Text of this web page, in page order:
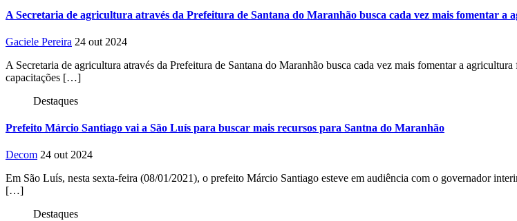
A Secretaria de agricultura através da Prefeitura de Santana do Maranhão busca cada vez mais fomentar a
Gaciele Pereira 24 out 2024
A Secretaria de agricultura através da Prefeitura de Santana do Maranhão busca cada vez mais fomentar a
capacitações […]
Destaques
Prefeito Márcio Santiago vai a São Luís para buscar mais recursos para Santna do Maranhão
Decom 24 out 2024
Em São Luís, nesta sexta-feira (08/01/2021), o prefeito Márcio Santiago esteve em audiência com o governador
[…]
Destaques